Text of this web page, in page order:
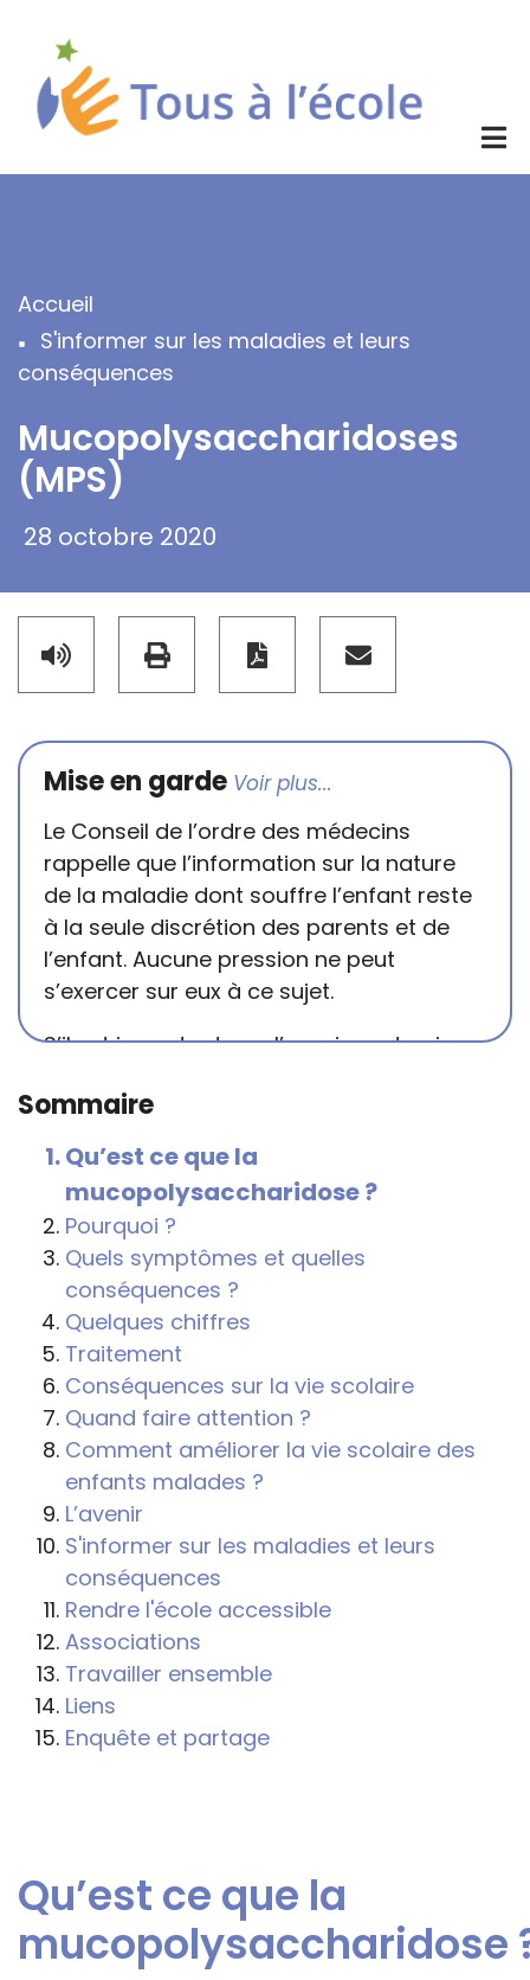
contenu
principal
Fil
d'Ariane
Accueil
S'informer sur les maladies et leurs
conséquences
Mucopolysaccharidoses
(MPS)
28 octobre 2020
Qu’est ce que la
mucopolysaccharidose
Mise en garde
Le Conseil de l’ordre des médecins
rappelle que l’information sur la nature
de la maladie dont souffre l’enfant reste
à la seule discrétion des parents et de
l’enfant. Aucune pression ne peut
s’exercer sur eux à ce sujet.
S’il est important que l’enseignant puisse
conséquences de la maladie ou du
handicap sur les apprentissages, cela ne
passe pas forcément pas l’exposé du
diagnostic en tant que tel.
Cette information doit être adaptée par
chacun, dans le respect de l’individu en
particulier, enfant et adulte, et prendre en
compte la variabilité d’une même
maladie ou handicap selon chaque
enfant.
La consultation d’informations sur un site
web n’exonère personne de ses
responsabilités professionnelles, civiles
et pénales. Les personnes qui
s'inspireront des éléments publiés sur le
site « Tous à l'école » dans leur action
professionnelle le feront sous leur seule
responsabilité, car ils disposent de tous
les paramètres spécifiques d’une
situation particulière pour prendre leurs
apprécier in abstracto.
Sommaire
Qu’est ce que la
mucopolysaccharidose ?
Pourquoi ?
Quels symptômes et quelles
conséquences ?
Quelques chiffres
Traitement
Conséquences sur la vie scolaire
Quand faire attention ?
Comment améliorer la vie scolaire des
enfants malades ?
L’avenir
S'informer sur les maladies et leurs
conséquences
Rendre l'école accessible
Associations
Travailler ensemble
Liens
Enquête et partage